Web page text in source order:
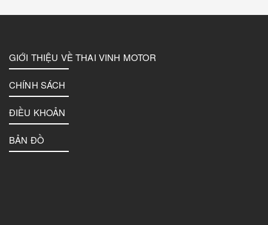
GIỚI THIỆU VỀ THAI VINH MOTOR
CHÍNH SÁCH
ĐIỀU KHOẢN
BẢN ĐỒ